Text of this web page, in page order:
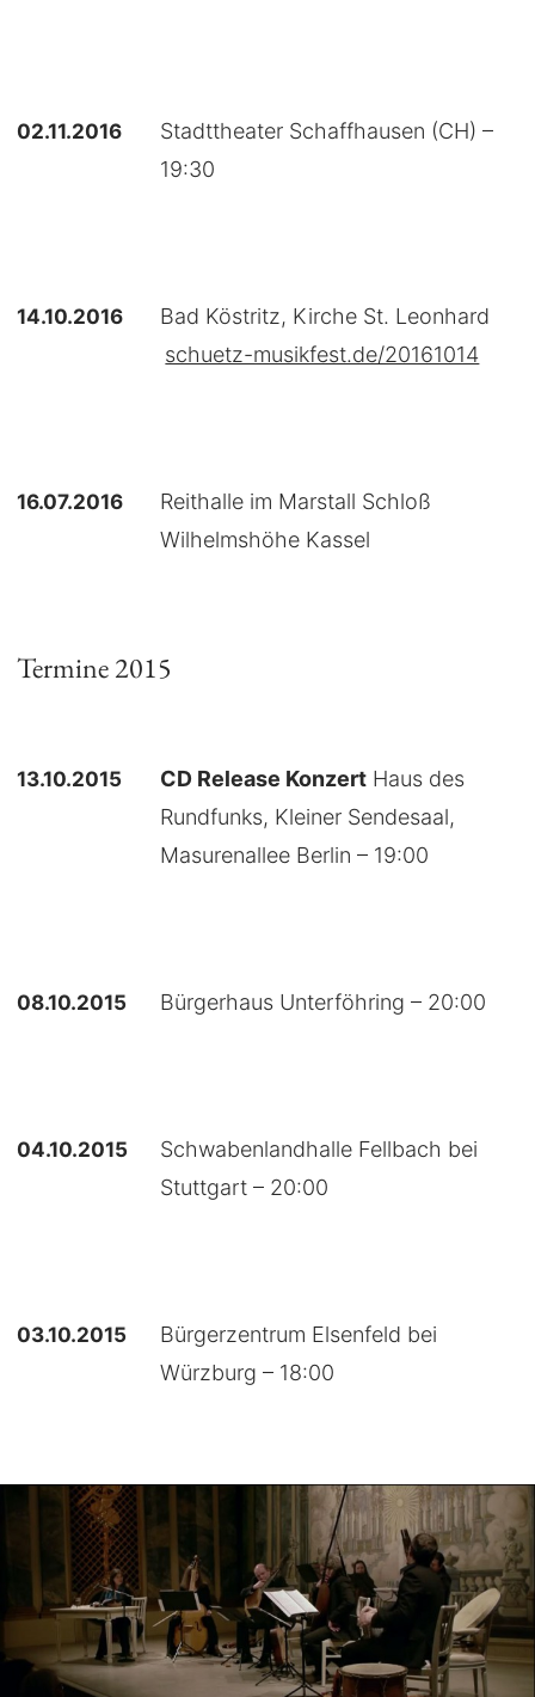
02.11.2016
Stadttheater Schaffhausen (CH) –
19:30
14.10.2016
Bad Köstritz, Kirche St. Leonhard
schuetz-musikfest.de/20161014
16.07.2016
Reithalle im Marstall Schloß
Wilhelmshöhe Kassel
Termine 2015
13.10.2015 CD Release Konzert Haus des
Rundfunks, Kleiner Sendesaal,
Masurenallee Berlin – 19:00
08.10.2015 Bürgerhaus Unterföhring – 20:00
04.10.2015
Schwabenlandhalle Fellbach bei
Stuttgart – 20:00
03.10.2015
Bürgerzentrum Elsenfeld bei
Würzburg – 18:00